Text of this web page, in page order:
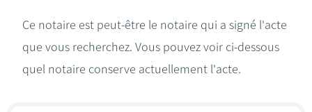
Le notaire
Ce notaire est peut-être le notaire qui a signé l'acte
que vous recherchez. Vous pouvez voir ci-dessous
quel notaire conserve actuellement l'acte.